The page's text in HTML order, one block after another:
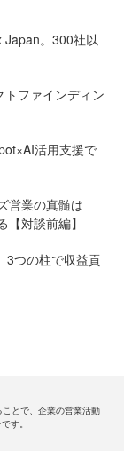
Japan。300社以
ファインディン
活用支援で
営業の真髄は
【対談前編】
3つの柱で収益貢
とで、企業の営業活動
す。